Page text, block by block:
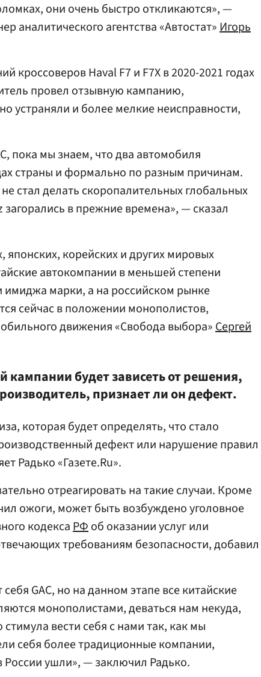
они очень быстро откликаются», —
аналитического агентства «Автостат»Игорь
кроссоверов Haval F7 и F7X в 2020-2021 годах
провел отзывную кампанию,
устраняли и более мелкие неисправности,
пока мы знаем, что два автомобиля
страны и формально по разным причинам.
стал делать скоропалительных глобальных
в прежние времена», — сказал
японских, корейских и других мировых
автокомпании в меньшей степени
имиджа марки, а на российском рынке
сейчас в положении монополистов,
движения «Свобода выбора»Сергей
кампании будет зависеть от решения,
признает ли он дефект.
которая будет определять, что стало
дефект или нарушение правил
Радько «Газете.Ru».
отреагировать на такие случаи. Кроме
ожоги, может быть возбуждено уголовное
кодексаРФоб оказании услуг или
требованиям безопасности, добавил
GAC, но на данном этапе все китайские
монополистами, деваться нам некуда,
стимула вести себя с нами так, как мы
себя более традиционные компании,
ушли», — заключил Радько.